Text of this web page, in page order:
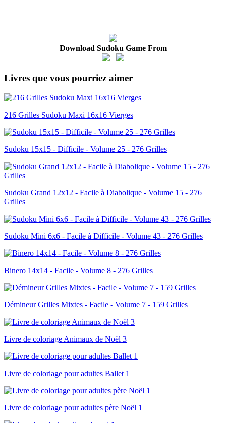
Download Sudoku Game From
Livres que vous pourriez aimer
216 Grilles Sudoku Maxi 16x16 Vierges
Sudoku 15x15 - Difficile - Volume 25 - 276 Grilles
Sudoku Grand 12x12 - Facile à Diabolique - Volume 15 - 276
Grilles
Sudoku Mini 6x6 - Facile à Difficile - Volume 43 - 276 Grilles
Binero 14x14 - Facile - Volume 8 - 276 Grilles
Démineur Grilles Mixtes - Facile - Volume 7 - 159 Grilles
Livre de coloriage Animaux de Noël 3
Livre de coloriage pour adultes Ballet 1
Livre de coloriage pour adultes père Noël 1